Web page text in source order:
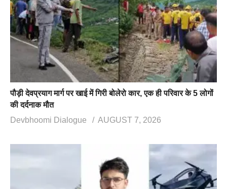
पौड़ी देवप्रयाग मार्ग पर खाई में गिरी बोलेरो कार, एक ही परिवार के 5 लोगों
की दर्दनाक मौत
Devbhoomi Dialogue
AUGUST 7, 2026